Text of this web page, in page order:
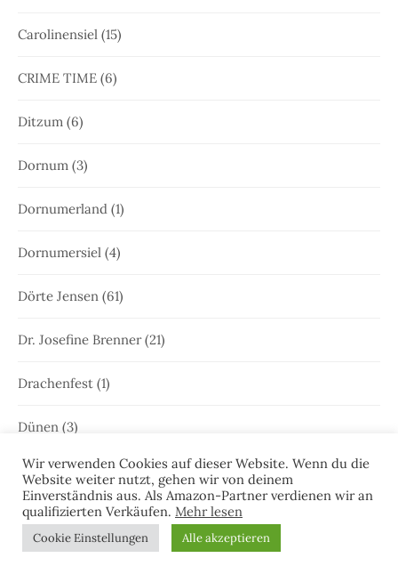
Carolinensiel (15)
CRIME TIME (6)
Ditzum (6)
Dornum (3)
Dornumerland (1)
Dornumersiel (4)
Dörte Jensen (61)
Dr. Josefine Brenner(21)
Drachenfest (1)
Dünen (3)
Edna Schuchardt(23)
Ele Wolff(71)
Elke Bergsma(1)
Wir verwenden Cookies auf dieser Website. Wenn du die
Website weiter nutzt, gehen wir von deinem
Einverständnis aus. Als Amazon-Partner verdienen wir an
qualifizierten Verkäufen. Mehr lesen
Cookie Einstellungen Alle akzeptieren